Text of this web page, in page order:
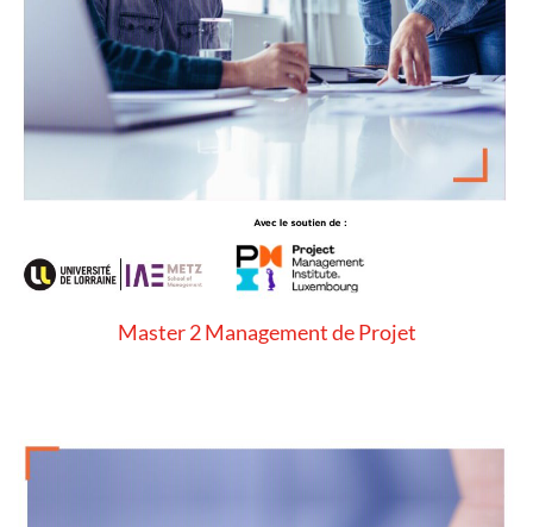
Master 2 Management de Projet